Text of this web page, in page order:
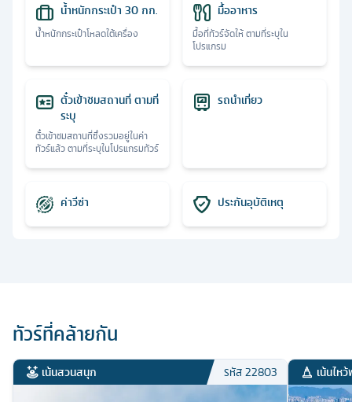
น้ำหนักกระเป๋า 30 กก.
น้ำหนักกระเป๋าโหลดใต้เครื่อง
มื้ออาหาร
มื้อที่ทัวร์จัดให้ ตามที่ระบุใน
โปรแกรม
ตั๋วเข้าชมสถานที่ ตามที่
ระบุ
ตั๋วเข้าชมสถานที่ซึ่งรวมอยู่ในค่า
ทัวร์แล้ว ตามที่ระบุในโปรแกรมทัวร์
รถนำเที่ยว
ค่าวีซ่า ประกันอุบัติเหตุ
ทัวร์ที่คล้ายกัน
เน้นสวนสนุก รหัส22803 เน้นไห